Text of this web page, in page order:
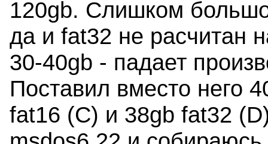
120gb. Слишком
да и fat32 не расчитан
30-40gb - падает
Поставил вместо него
fat16 (C) и 38gb fat32